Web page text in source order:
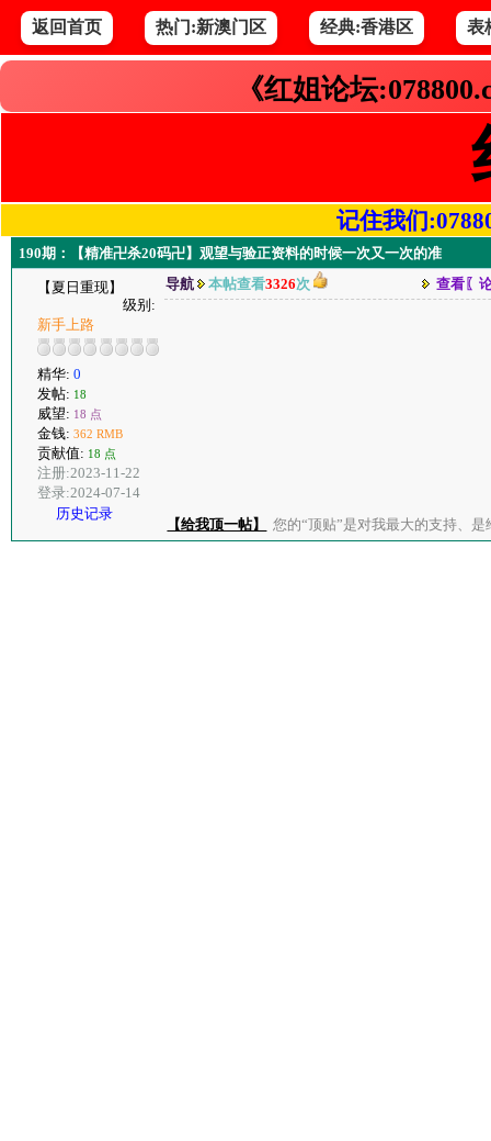
返回首页 热门:新澳门区 经典:香港区 表
《红姐论坛
记住我们
190期：【精准卍杀20码卍】观望与验正资料的时候一次又一次的准
【夏日重现】
级别:
新手上路
精华: 0
发帖: 18
威望: 18 点
金钱: 362 RMB
贡献值: 18 点
注册:2023-11-22
登录:2024-07-14
历史记录
导航 本帖查看3326次 查看〖
【给我顶一帖】 您的“顶贴”是对我最大的支持、